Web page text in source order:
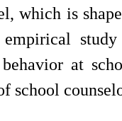
is
at
school